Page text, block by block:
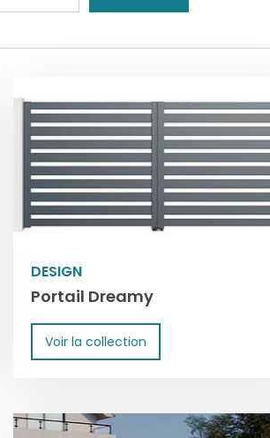
DESIGN
Portail Dreamy
Voir la collection